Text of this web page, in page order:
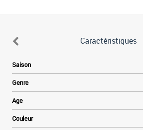
Caractéristiques
Saison
Genre
Age
Couleur